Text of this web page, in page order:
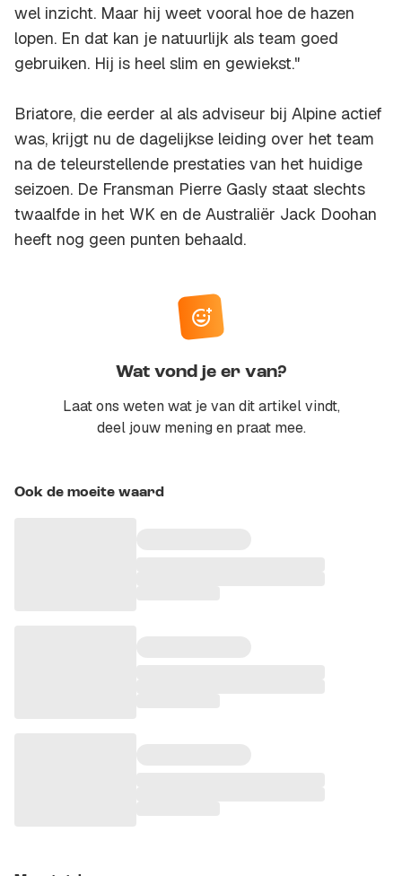
wel inzicht. Maar hij weet vooral hoe de hazen
lopen. En dat kan je natuurlijk als team goed
gebruiken. Hij is heel slim en gewiekst."
Briatore, die eerder al als adviseur bij Alpine actief
was, krijgt nu de dagelijkse leiding over het team
na de teleurstellende prestaties van het huidige
seizoen. De Fransman Pierre Gasly staat slechts
twaalfde in het WK en de Australiër Jack Doohan
heeft nog geen punten behaald.
Wat vond je er van?
Laat ons weten wat je van dit artikel vindt,
deel jouw mening en praat mee.
Ook de moeite waard